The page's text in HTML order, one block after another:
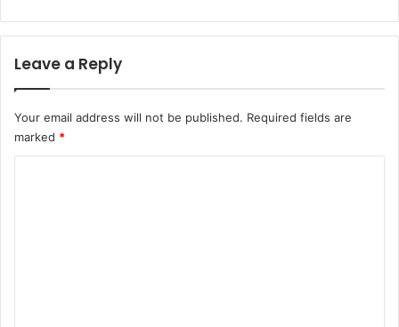
Leave a Reply
Your email address will not be published. Required fields are
marked *